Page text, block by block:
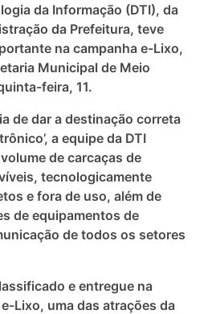
da Informação (DTI), da
da Prefeitura, teve
na campanha e-Lixo,
Municipal de Meio
feira, 11.
de dar a destinação correta
a equipe da DTI
de carcaças de
tecnologicamente
e fora de uso, além de
de equipamentos de
de todos os setores
e entregue na
Lixo, uma das atrações da